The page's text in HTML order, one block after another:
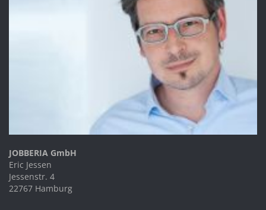
JOBBERIA GmbH
Eric Jessen
Jessenstr. 4
22767 Hamburg